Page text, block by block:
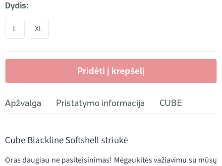
Dydis:
L XL
Pridėti į krepšelį
Apžvalga Pristatymo informacija CUBE
Cube Blackline Softshell striukė
Oras daugiau ne pasiteisinimas! Mėgaukitės važiavimu su mūsų